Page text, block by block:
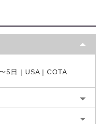
5日 | USA | COTA